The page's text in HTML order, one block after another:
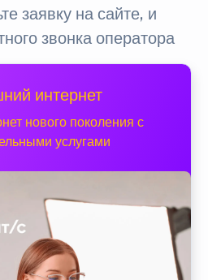
заявку на сайте, и
звонка оператора
интернет
нового поколения с
услугами